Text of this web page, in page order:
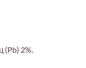
(Pb) 2%.